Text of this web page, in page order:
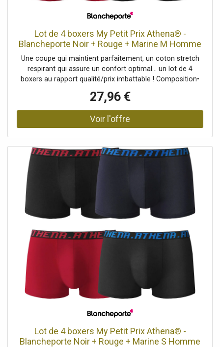
Lot de 4 boxers My Petit Prix Athena® -
Blancheporte Noir + Rouge + Marine M Homme
Une coupe qui maintient parfaitement, un coton stretch
respirant qui assure un confort optimal... un lot de 4
boxers au rapport qualité/prix imbattable ! Composition•
Coupe confortable.• Large élastique siglé à la taille.•
Devant doublé.• En lot de 4Blancheporte s’engage • Ce
produit est labellisé OEKO-TEX® STANDARD 100 (n° CQ
1216 / 3 IFTH). Ce label contribue à une sécurité du
des exigences réglementaires en vigueur sur le plan
national et européen.
27,96 €
Lot de 4 boxers My Petit Prix Athena® -
Blancheporte Noir + Rouge + Marine S Homme